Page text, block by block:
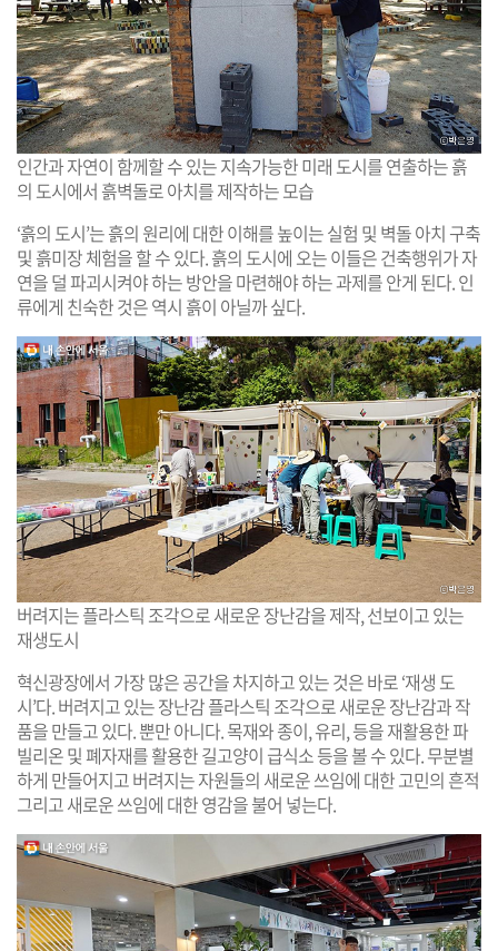
인간과 자연이 함께할 수 있는 지속가능한 미래 도시를 연출하는 흙
의 도시에서 흙벽돌로 아치를 제작하는 모습
‘흙의 도시’는 흙의 원리에 대한 이해를 높이는 실험 및 벽돌 아치 구축
및 흙미장 체험을 할 수 있다. 흙의 도시에 오는 이들은 건축행위가 자
연을 덜 파괴시켜야 하는 방안을 마련해야 하는 과제를 안게 된다. 인
류에게 친숙한 것은 역시 흙이 아닐까 싶다.
버려지는 플라스틱 조각으로 새로운 장난감을 제작, 선보이고 있는
재생도시
혁신광장에서 가장 많은 공간을 차지하고 있는 것은 바로 ‘재생 도
시’다. 버려지고 있는 장난감 플라스틱 조각으로 새로운 장난감과 작
품을 만들고 있다. 뿐만 아니다. 목재와 종이, 유리, 등을 재활용한 파
빌리온 및 폐자재를 활용한 길고양이 급식소 등을 볼 수 있다. 무분별
하게 만들어지고 버려지는 자원들의 새로운 쓰임에 대한 고민의 흔적
그리고 새로운 쓰임에 대한 영감을 불어 넣는다.